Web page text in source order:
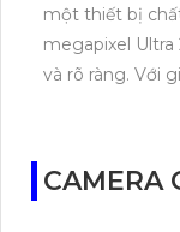
một thiết bị
megapixel
và rõ ràng. Với
quan sát lên
camera này
CAMERA